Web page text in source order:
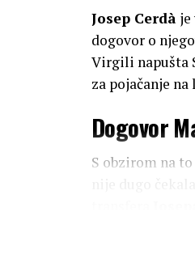
Josep Cerdà
dogovor o
Virgili napušta
za pojačanje
Dogovor
S obzirom na
završene i